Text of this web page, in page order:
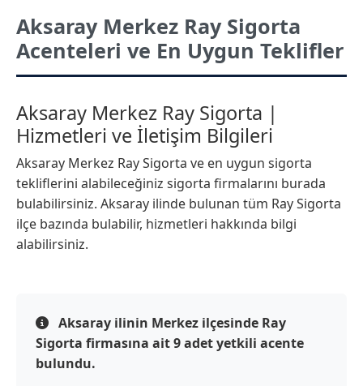
Aksaray Merkez Ray Sigorta
Acenteleri ve En Uygun Teklifler
Aksaray Merkez Ray Sigorta |
Hizmetleri ve İletişim Bilgileri
Aksaray Merkez Ray Sigorta ve en uygun sigorta
tekliflerini alabileceğiniz sigorta firmalarını burada
bulabilirsiniz. Aksaray ilinde bulunan tüm Ray Sigorta
ilçe bazında bulabilir, hizmetleri hakkında bilgi
alabilirsiniz.
Aksaray ilinin Merkez ilçesinde Ray
Sigorta firmasına ait 9 adet yetkili acente
bulundu.